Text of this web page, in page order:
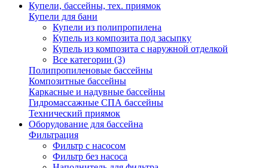
Купели, бассейны, тех. приямок
Купели для бани
Купели из полипропилена
Купель из композита под засыпку
Купель из композита с наружной отделкой
Все категории (3)
Полипропиленовые бассейны
Композитные бассейны
Каркасные и надувные бассейны
Гидромассажные СПА бассейны
Технический приямок
Оборудование для бассейна
Фильтрация
Фильтр с насосом
Фильтр без насоса